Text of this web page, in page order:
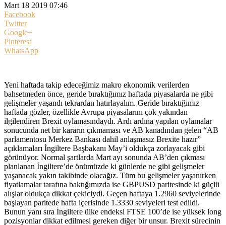
Mart 18 2019 07:46
Facebook
Twitter
Google+
Pinterest
WhatsApp
Yeni haftada takip edeceğimiz makro ekonomik verilerden
bahsetmeden önce, geride bıraktığımız haftada piyasalarda ne gibi
gelişmeler yaşandı tekrardan hatırlayalım. Geride bıraktığımız
haftada gözler, özellikle Avrupa piyasalarını çok yakından
ilgilendiren Brexit oylamasındaydı. Ardı ardına yapılan oylamalar
sonucunda net bir kararın çıkmaması ve AB kanadından gelen “AB
parlamentosu Merkez Bankası dahil anlaşmasız Brexite hazır”
açıklamaları İngiltere Başbakanı May’i oldukça zorlayacak gibi
görünüyor. Normal şartlarda Mart ayı sonunda AB’den çıkması
planlanan İngiltere’de önümüzde ki günlerde ne gibi gelişmeler
yaşanacak yakın takibinde olacağız. Tüm bu gelişmeler yaşanırken
fiyatlamalar tarafına baktığımızda ise GBPUSD paritesinde ki güçlü
alışlar oldukça dikkat çekiciydi. Geçen haftaya 1.2960 seviyelerinde
başlayan paritede hafta içerisinde 1.3330 seviyeleri test edildi.
Bunun yanı sıra İngiltere ülke endeksi FTSE 100’de ise yüksek long
pozisyonlar dikkat edilmesi gereken diğer bir unsur. Brexit sürecinin